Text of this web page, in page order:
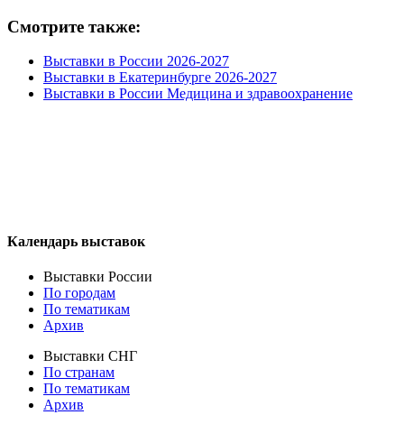
Смотрите также:
Выставки в России 2026-2027
Выставки в Екатеринбурге 2026-2027
Выставки в России Медицина и здравоохранение
Календарь выставок
Выставки России
По городам
По тематикам
Архив
Выставки СНГ
По странам
По тематикам
Архив